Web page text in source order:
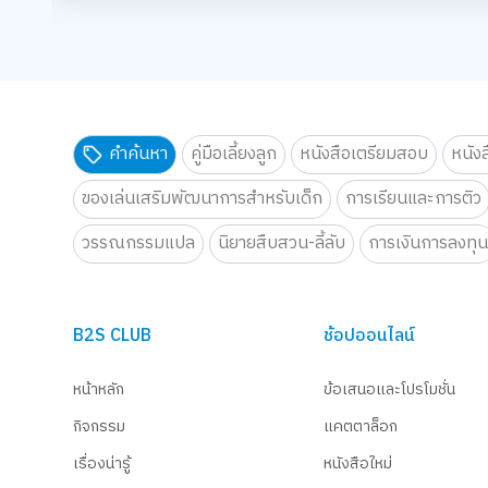
การแข่งขันเกม คอมโบคนปราสาท SiamBoard Games Cafe ป
กิจกรรม สไลม์เลิฟปาร์ตี้ ปั้นสนุกสุกิ
กิจกรรม สไลม์เลิฟปาร์ตี้ ปั้นสนุกสุดมุ้งมิ้ง - Magical SLIME LOVE
จอยทุก Gen ยกโรงเรียน จ
จอยทุก Gen ยกโรงเรียน
เตรียมพบกับกิจกรรม New เ
เตรียมพบกับกิจกรรม New Trainer Journey On Tour !!
แบบฟอร์มลงทะเบียนการแข่งขันแ
แบบฟอร์มลงทะเบียนการแข่งขัน Siam Board Games Cafe ปร
30 31
การแข่งขันเกม คอมโบคนปราสาท SiamBoard Games Cafe ปร
กิจกรรม สไลม์เลิฟปาร์ตี้ ปั้นสนุก
กิจกรรม สไลม์เลิฟปาร์ตี้ ปั้นสนุกสุดมุ้งมิ้ง - Magical SLIME LOVE
เตรียมพบกับกิจกรรม New
จอยทุก Gen ยกโรงเรียน
เตรียมพบกับกิจกรรม New Trainer Journey On Tour !!
แบบฟอร์มลงทะเบียนการแข่งขัน Siam Board Games Cafe ประ
คำค้นหา คู่มือเลี้ยงลูก หนังสือเตรียมสอบ หนัง
ของเล่นเสริมพัฒนาการสำหรับเด็ก
การเรียนและการติว
วรรณกรรมแปล
นิยายสืบสวน-ลี้ลับ การเงินการลงทุน
B2S CLUB
หน้าหลัก
กิจกรรม
เรื่องน่ารู้
ช้อปออนไลน์
ข้อเสนอและโปรโมชั่น
แคตตาล็อก
หนังสือใหม่